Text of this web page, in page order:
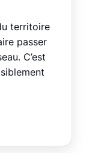
territoire
passer
C’est